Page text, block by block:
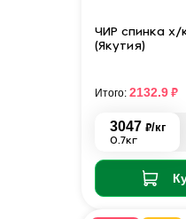
ЧИР спинка х/
(Якутия)
3047 ₽/кг
0.7кг
Итого: 2132.9₽